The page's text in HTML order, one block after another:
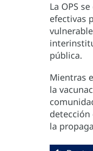
La OPS
efectivas
pública.
Mientras
la
la